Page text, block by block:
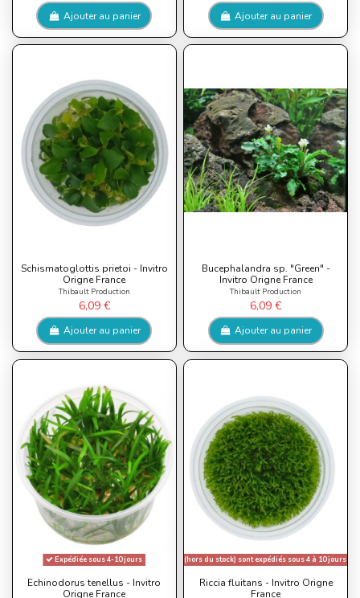
Ajouter au panier Ajouter au panier
Schismatoglottis prietoi - Invitro
Origne France
Thibault Production
6,09 €
Ajouter au panier
Bucephalandra sp. "Green" -
Invitro Origne France
Thibault Production
6,09 €
Ajouter au panier
Expédiée sous 4-10 jours
Echinodorus tenellus - Invitro
Origne France
*Les plantes (hors du stock) sont expédiés sous 4 à 10 jours /
Riccia fluitans - Invitro Origne
France